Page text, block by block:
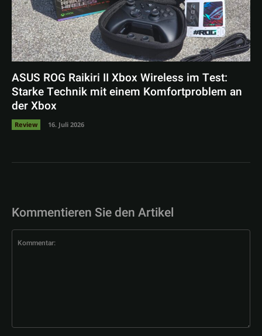
ASUS ROG Raikiri II Xbox Wireless im Test:
Starke Technik mit einem Komfortproblem an
der Xbox
Review 16. Juli 2026
Kommentieren Sie den Artikel